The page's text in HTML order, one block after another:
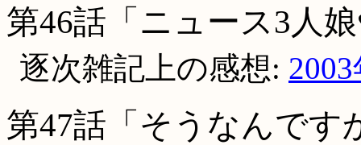
第46話「ニュース3人
逐次雑記上の感想:
第47話「そうなんです